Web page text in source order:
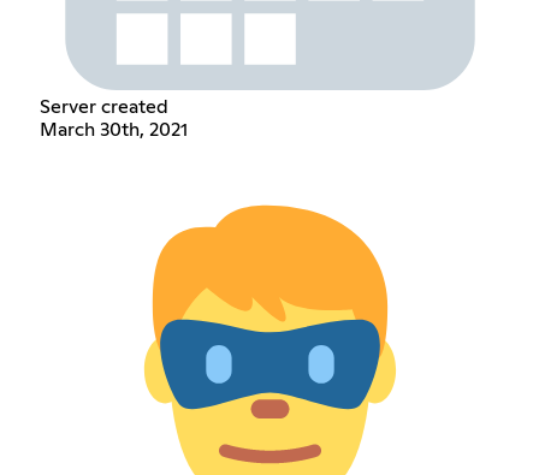
Server created
March 30th, 2021